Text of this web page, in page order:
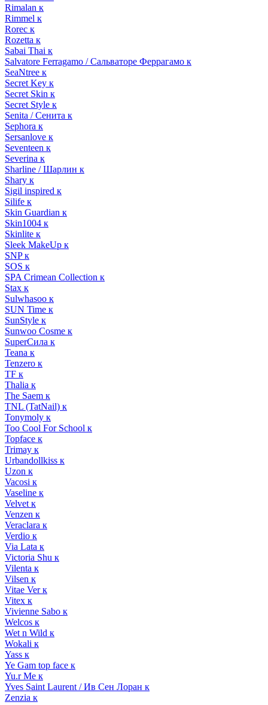
Rimalan к
Rimmel к
Rorec к
Rozetta к
Sabai Thai к
Salvatore Ferragamo / Сальваторе Феррагамо к
SeaNtree к
Secret Key к
Secret Skin к
Secret Style к
Senita / Сенита к
Sephora к
Sersanlove к
Seventeen к
Severina к
Sharline / Шарлин к
Shary к
Sigil inspired к
Silife к
Skin Guardian к
Skin1004 к
Skinlite к
Sleek MakeUp к
SNP к
SOS к
SPA Crimean Collection к
Stax к
Sulwhasoo к
SUN Time к
SunStyle к
Sunwoo Cosme к
SuperСила к
Teana к
Tenzero к
TF к
Thalia к
The Saem к
TNL (TatNail) к
Tonymoly к
Too Cool For School к
Topface к
Trimay к
Urbandollkiss к
Uzon к
Vacosi к
Vaseline к
Velvet к
Venzen к
Veraclara к
Verdio к
Via Lata к
Victoria Shu к
Vilenta к
Vilsen к
Vitae Ver к
Vitex к
Vivienne Sabo к
Welcos к
Wet n Wild к
Wokali к
Yass к
Ye Gam top face к
Yu.r Me к
Yves Saint Laurent / Ив Сен Лоран к
Zenzia к